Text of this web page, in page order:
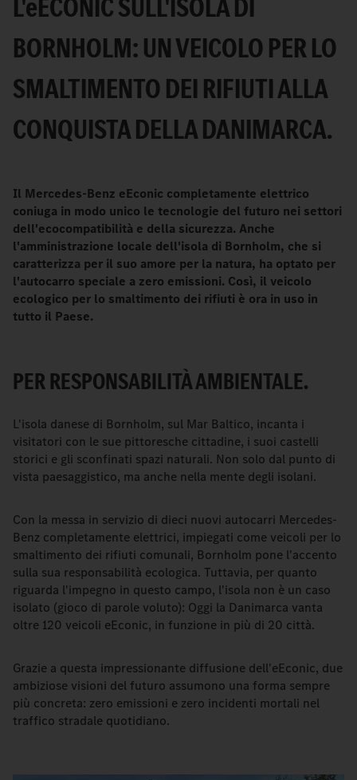
BORNHOLM: UN VEICOLO PER LO
SMALTIMENTO DEI RIFIUTI ALLA
CONQUISTA DELLA DANIMARCA.
Il Mercedes-Benz eEconic completamente elettrico
coniuga in modo unico le tecnologie del futuro nei settori
dell'ecocompatibilità e della sicurezza. Anche
l'amministrazione locale dell'isola di Bornholm, che si
caratterizza per il suo amore per la natura, ha optato per
l'autocarro speciale a zero emissioni. Così, il veicolo
ecologico per lo smaltimento dei rifiuti è ora in uso in
tutto il Paese.
PER RESPONSABILITÀ AMBIENTALE.
L'isola danese di Bornholm, sul Mar Baltico, incanta i
visitatori con le sue pittoresche cittadine, i suoi castelli
storici e gli sconfinati spazi naturali. Non solo dal punto di
vista paesaggistico, ma anche nella mente degli isolani.
Con la messa in servizio di dieci nuovi autocarri Mercedes-
Benz completamente elettrici, impiegati come veicoli per lo
smaltimento dei rifiuti comunali, Bornholm pone l'accento
sulla sua responsabilità ecologica. Tuttavia, per quanto
riguarda l'impegno in questo campo, l'isola non è un caso
isolato (gioco di parole voluto): Oggi la Danimarca vanta
oltre 120 veicoli eEconic, in funzione in più di 20 città.
Grazie a questa impressionante diffusione dell'eEconic, due
ambiziose visioni del futuro assumono una forma sempre
più concreta: zero emissioni e zero incidenti mortali nel
traffico stradale quotidiano.